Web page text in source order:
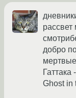
рассвет
добро
Ghost in